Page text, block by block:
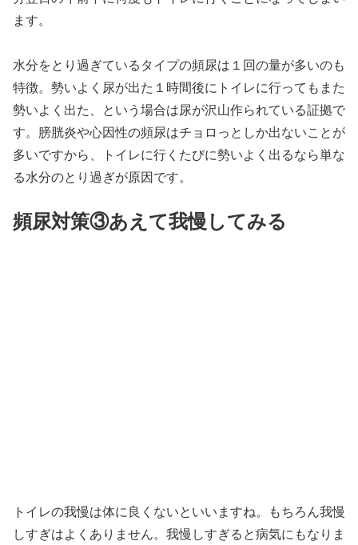
ます。
水分をとり過ぎているタイプの頻尿は１回の量が多いのも
特徴。勢いよく尿が出た１時間後にトイレに行ってもまた
勢いよく出た、という場合は尿が沢山作られている証拠で
す。膀胱炎や心因性の頻尿はチョロっとしか出ないことが
多いですから、トイレに行くたびに勢いよく出るなら単な
る水分のとり過ぎが原因です。
頻尿対策③あえて我慢してみる
トイレの我慢は体に良くないといいますね。もちろん我慢
しすぎはよくありません。我慢しすぎると病気にもなりま